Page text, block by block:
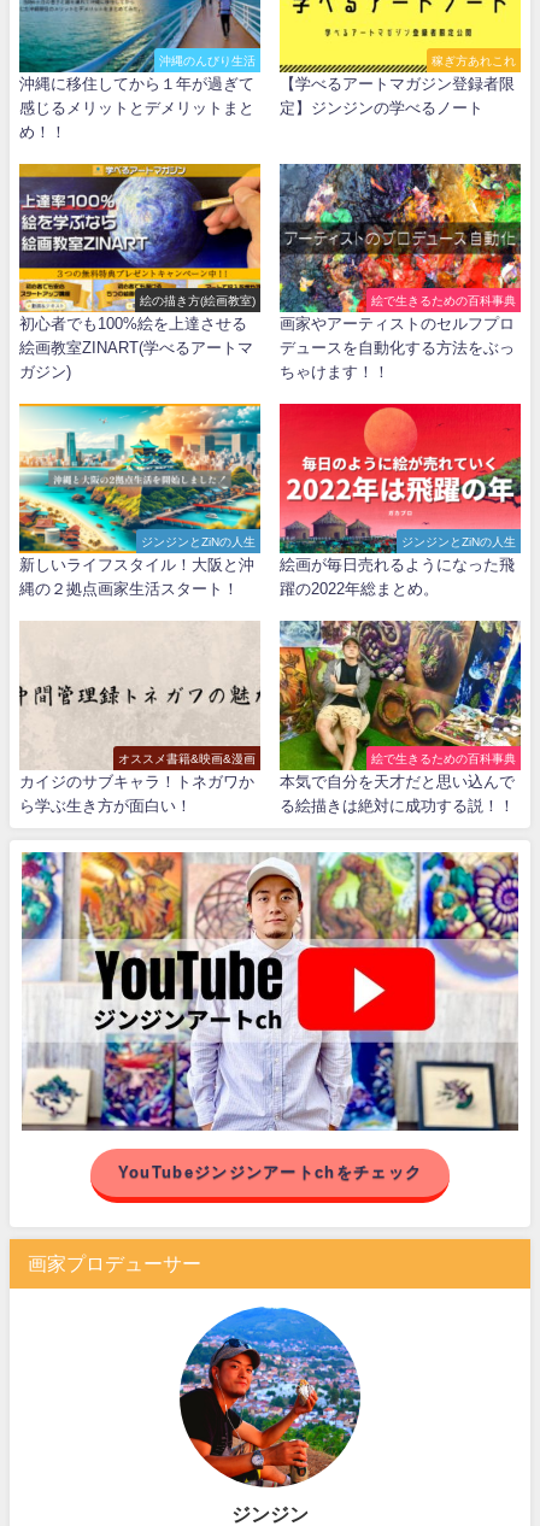
沖縄のんびり生活
沖縄に移住してから１年が過ぎて
感じるメリットとデメリットまと
め！！
稼ぎ方あれこれ
【学べるアートマガジン登録者限
定】ジンジンの学べるノート
絵の描き方(絵画教室)
初心者でも100%絵を上達させる
絵画教室ZINART(学べるアートマ
ガジン)
絵で生きるための百科事典
画家やアーティストのセルフプロ
デュースを自動化する方法をぶっ
ちゃけます！！
ジンジンとZiNの人生
新しいライフスタイル！大阪と沖
縄の２拠点画家生活スタート！
ジンジンとZiNの人生
絵画が毎日売れるようになった飛
躍の2022年総まとめ。
オススメ書籍&映画&漫画
カイジのサブキャラ！トネガワか
ら学ぶ生き方が面白い！
絵で生きるための百科事典
本気で自分を天才だと思い込んで
る絵描きは絶対に成功する説！！
YouTubeジンジンアートchをチェック
画家プロデューサー
ジンジン